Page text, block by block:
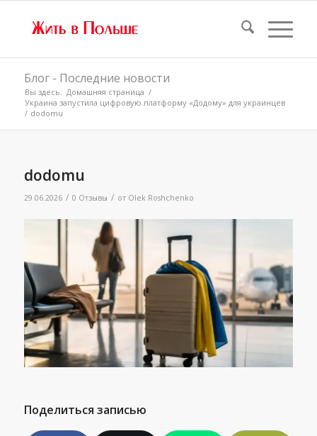
Блог - Последние новости
Вы здесь: Домашняя страница /
Украина запустила цифровую платформу «Додому» для украинцев
/ dodomu
dodomu
29.06.2026 / 0 Отзывы / от Olek Roshchenko
Поделиться записью